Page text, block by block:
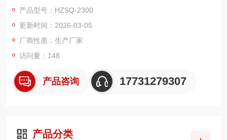
用下，放出吸收气体倾向的方法。
产品型号：HZSQ-2300
更新时间：2026-03-05
厂商性质：生产厂家
访问量：148
产品咨询 17731279307
产品分类